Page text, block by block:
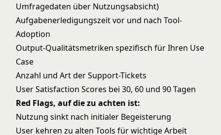
Umfragedaten über Nutzungsabsicht)
Aufgabenerledigungszeit vor und nach Tool-
Adoption
Output-Qualitätsmetriken spezifisch für Ihren Use
Case
Anzahl und Art der Support-Tickets
User Satisfaction Scores bei 30, 60 und 90 Tagen
Red Flags, auf die zu achten ist:
Nutzung sinkt nach initialer Begeisterung
User kehren zu alten Tools für wichtige Arbeit